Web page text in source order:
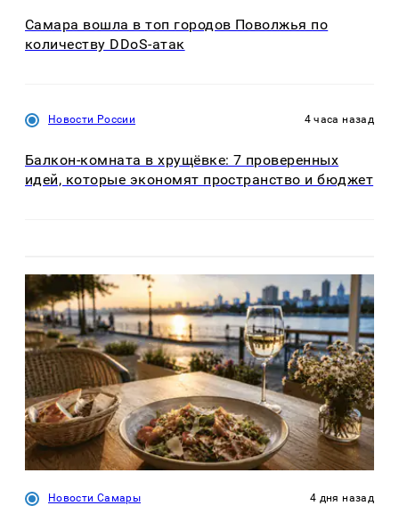
Самара вошла в топ городов Поволжья по
количеству DDoS-атак
Новости России 4 часа назад
Балкон-комната в хрущёвке: 7 проверенных
идей, которые экономят пространство и бюджет
Новости Самары 4 дня назад